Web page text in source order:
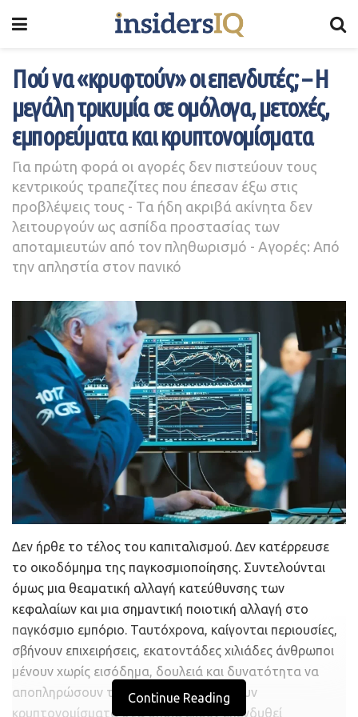
Πού να «κρυφτούν» οι επενδυτές; – Η
μεγάλη τρικυμία σε ομόλογα, μετοχές,
εμπορεύματα και κρυπτονομίσματα
Για πρώτη φορά οι αγορές δεν πιστεύουν τους
κεντρικούς τραπεζίτες που έπεσαν έξω στις
προβλέψεις τους - Tα ήδη ακριβά ακίνητα δεν
λειτουργούν ως ασπίδα προστασίας των
αποταμιευτών από τον πληθωρισμό - Αγορές: Από
την απληστία στον πανικό
Δεν ήρθε το τέλος του καπιταλισμού. Δεν κατέρρευσε
το οικοδόμημα της παγκοσμιοποίησης. Συντελούνται
όμως μια θεαματική αλλαγή κατεύθυνσης των
κεφαλαίων και μια σημαντική ποιοτική αλλαγή στο
παγκόσμιο εμπόριο. Ταυτόχρονα, καίγονται περιουσίες,
σβήνουν επιχειρήσεις, εκατοντάδες χιλιάδες άνθρωποι
μένουν χωρίς εισόδημα, δουλειά και δυνατότητα να
αποπληρώσουν τα χρέη τους… Υπάρχουν
κρυπτονομίσματα στα οποία έχουν επενδυθεί
Continue Reading